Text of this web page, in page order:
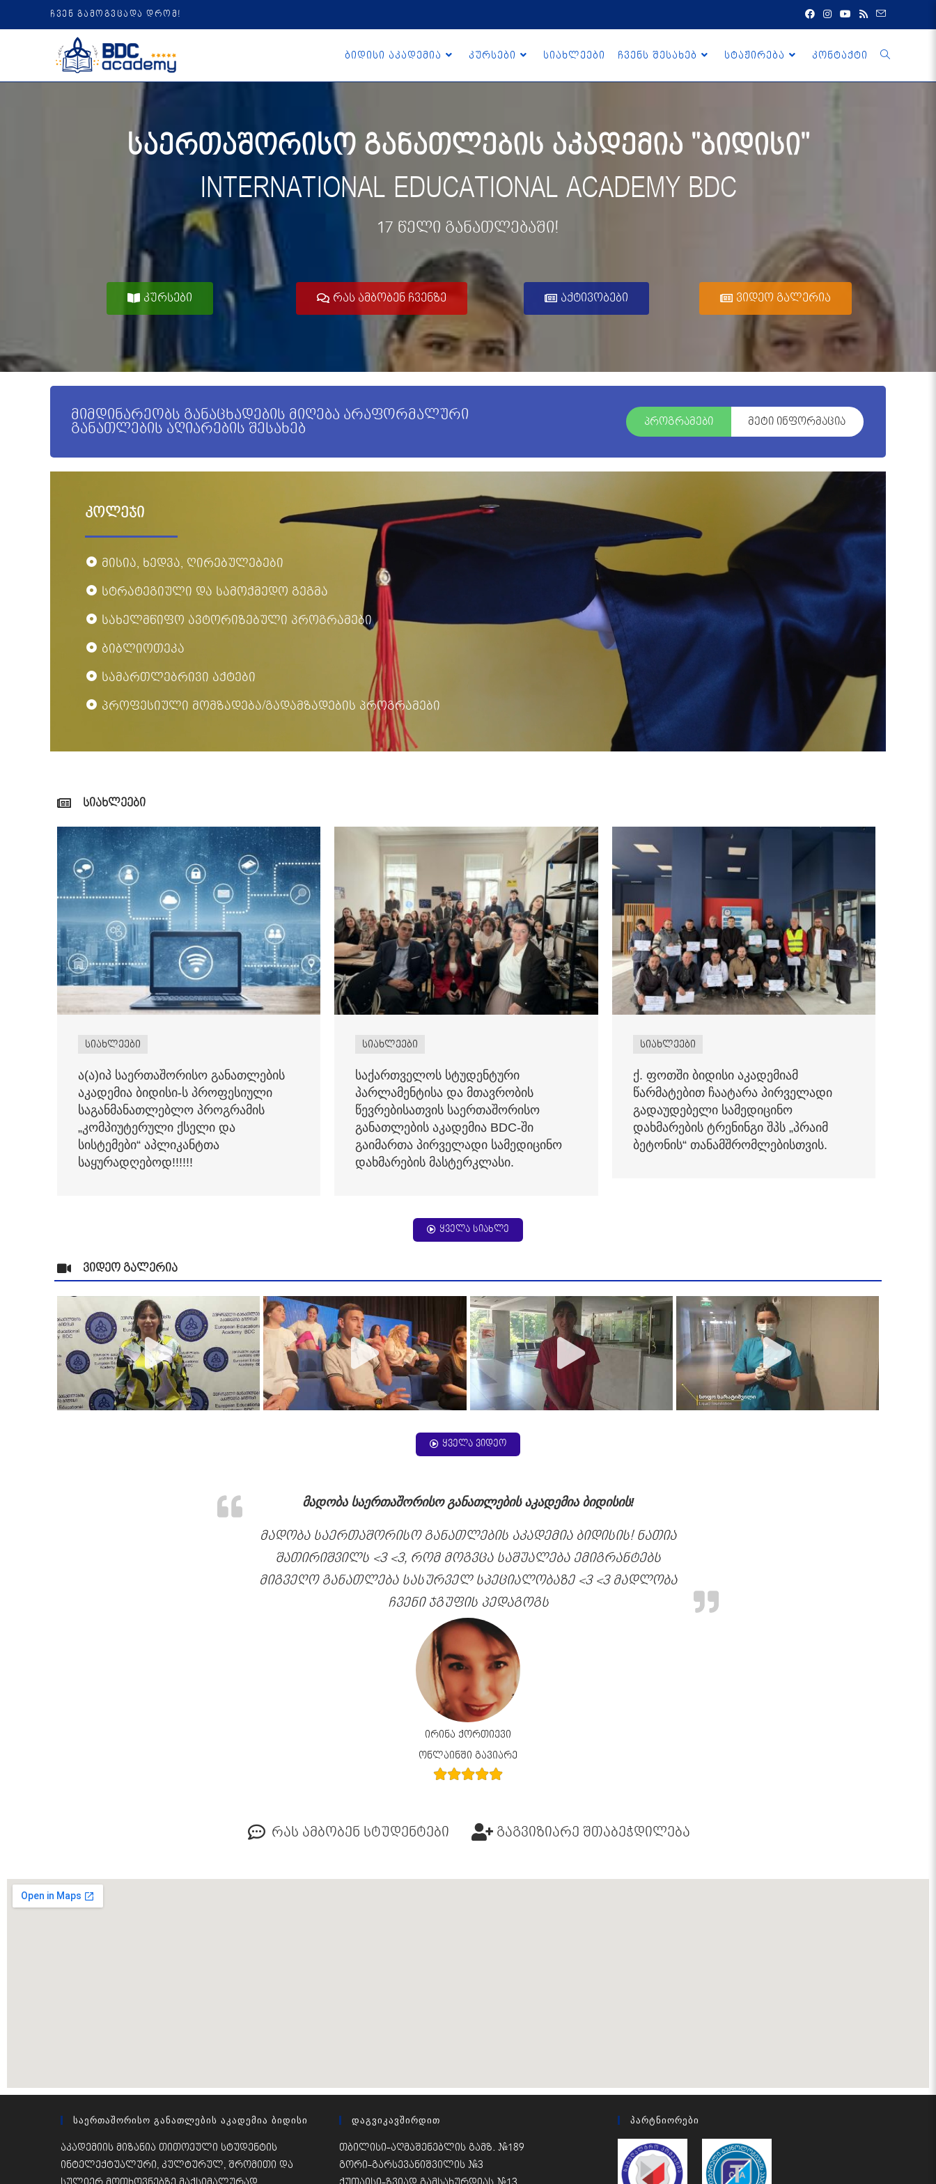
ჩვენ გამოგვცადა დრომ!
ბიდისი აკადემია კურსები სიახლეები ჩვენს შესახებ სტაჟირება კონტაქტი
საერთაშორისო განათლების აკადემია "ბიდისი"
INTERNATIONAL EDUCATIONAL ACADEMY BDC
17 წელი განათლებაში!
კურსები რას ამბობენ ჩვენზე აქტივობები ვიდეო გალერია
მიმდინარეობს განაცხადების მიღება არაფორმალური
განათლების აღიარების შესახებ
პროგრამები მეტი ინფორმაცია
კოლეჯი
მისია, ხედვა, ღირებულებები
სტრატეგიული და სამოქმედო გეგმა
სახელმწიფო ავტორიზებული პროგრამები
ბიბლიოთეკა
სამართლებრივი აქტები
პროფესიული მომზადება/გადამზადების პროგრამები
სიახლეები
სიახლეები
ა(ა)იპ საერთაშორისო განათლების
აკადემია ბიდისი-ს პროფესიული
საგანმანათლებლო პროგრამის
„კომპიუტერული ქსელი და
სისტემები“ აპლიკანტთა
საყურადღებოდ!!!!!!
სიახლეები
საქართველოს სტუდენტური
პარლამენტისა და მთავრობის
წევრებისათვის საერთაშორისო
განათლების აკადემია BDC-ში
გაიმართა პირველადი სამედიცინო
დახმარების მასტერკლასი.
სიახლეები
ქ. ფოთში ბიდისი აკადემიამ
წარმატებით ჩაატარა პირველადი
გადაუდებელი სამედიცინო
დახმარების ტრენინგი შპს „პრაიმ
ბეტონის“ თანამშრომლებისთვის.
ყველა სიახლე
ვიდეო გალერია
ყველა ვიდეო
მადობა საერთაშორისო განათლების აკადემია ბიდისის!
მადობა საერთაშორისო განათლების აკადემია ბიდისის! ნათია
შათირიშვილს <3 <3, რომ მოგვცა საშუალება ემიგრანტებს
მიგვეღო განათლება სასურველ სპეციალობაზე <3 <3 მადლობა
ჩვენი ჯგუფის პედაგოგს
ირინა ქორთიევი
ონლაინში გავიარე
რას ამბობენ სტუდენტები გაგვიზიარე შთაბეჭდილება
Საერთაშორისო Განათლების Აკადემია Ბიდისი
აკადემიის მიზანია თითოეული სტუდენტის
ინტელექტუალური, კულტურულ, შრომითი და
Დაგვიკავშირდით
თბილისი-აღმაშენებლის გამზ. #189
გორი-გარსევანიშვილის #3
Პარტნიორები